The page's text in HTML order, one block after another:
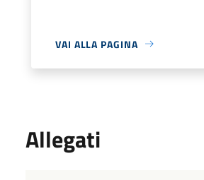
VAI ALLA PAGINA
Allegati